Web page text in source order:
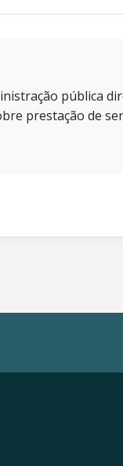
pública
prestação de